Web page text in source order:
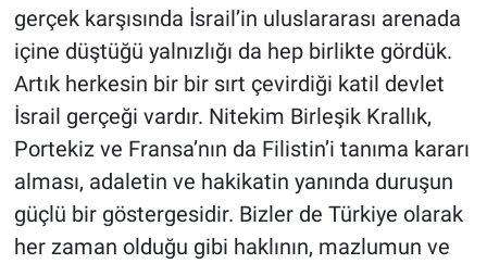
gerçek karşısında İsrail’in uluslararası arenada
içine düştüğü yalnızlığı da hep birlikte gördük.
Artık herkesin bir bir sırt çevirdiği katil devlet
İsrail gerçeği vardır. Nitekim Birleşik Krallık,
Portekiz ve Fransa’nın da Filistin’i tanıma kararı
alması, adaletin ve hakikatin yanında duruşun
güçlü bir göstergesidir. Bizler de Türkiye olarak
her zaman olduğu gibi haklının, mazlumun ve